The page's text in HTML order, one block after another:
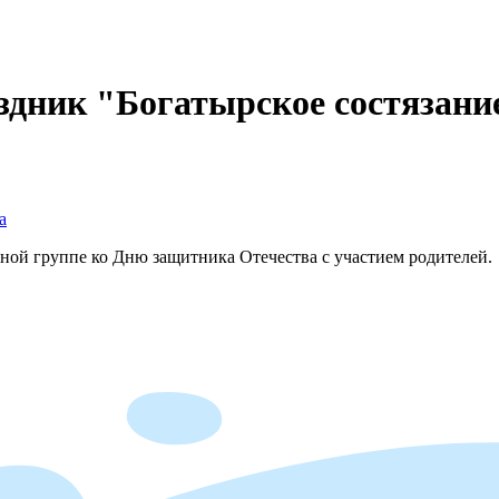
"Богатырское
группе ко Дню защитника Отечества с участием родителей.